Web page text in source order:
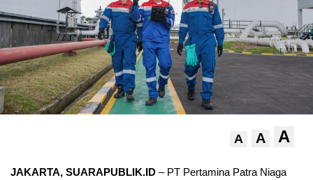
A A A
JAKARTA, SUARAPUBLIK.ID – PT Pertamina Patra Niaga